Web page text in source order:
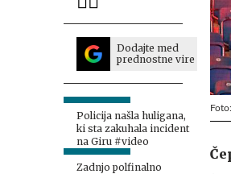
Dodajte med
prednostne vire
Policija našla huligana,
ki sta zakuhala incident
na Giru #video
Zadnjo polfinalno